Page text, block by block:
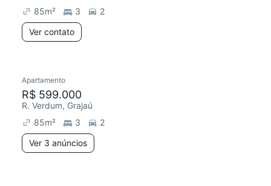
85m² 3
2
Ver contato
Apartamento
R$ 599.000
R. Verdum, Grajaú
85m² 3
2
Ver 3 anúncios